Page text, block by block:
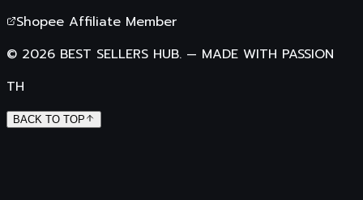
Shopee Affiliate Member
© 2026 BEST SELLERS HUB. — MADE WITH PASSION
TH
BACK TO TOP